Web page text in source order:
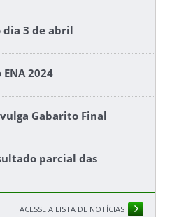
dia 3 de abril
2024
Gabarito Final
parcial das
ACESSE A LISTA DE NOTÍCIAS